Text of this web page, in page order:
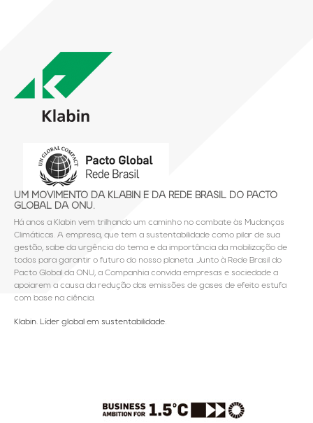
UM MOVIMENTO DA KLABIN E DA REDE BRASIL DO PACTO
GLOBAL DA ONU.
Há anos a Klabin vem trilhando um caminho no combate às Mudanças
Climáticas. A empresa, que tem a sustentabilidade como pilar de sua
gestão, sabe da urgência do tema e da importância da mobilização de
todos para garantir o futuro do nosso planeta. Junto à Rede Brasil do
Pacto Global da ONU, a Companhia convida empresas e sociedade a
apoiarem a causa da redução das emissões de gases de efeito estufa
com base na ciência.
Klabin. Líder global em sustentabilidade.